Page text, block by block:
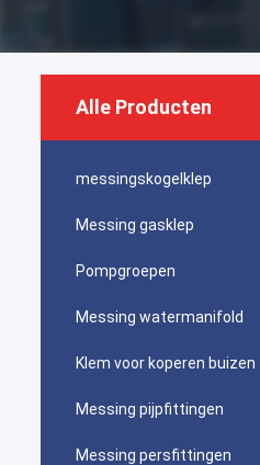
Alle Producten
messingskogelklep
Messing gasklep
Pompgroepen
Messing watermanifold
Klem voor koperen buizen
Messing pijpfittingen
Messing persfittingen